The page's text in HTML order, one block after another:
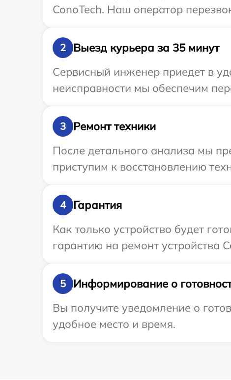
ConoTech. Наш оператор
2
Выезд курьера за 35 минут
Сервисный инженер приедет в
неисправности мы обеспечим
3
Ремонт техники
После детального анализа мы
приступим к восстановлению
4
Гарантия
Как только устройство будет
гарантию на ремонт устройства
5
Информирование о
Вы получите уведомление о
удобное место и время.